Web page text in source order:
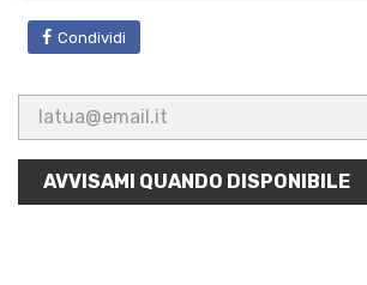
Condividi
AVVISAMI QUANDO DISPONIBILE